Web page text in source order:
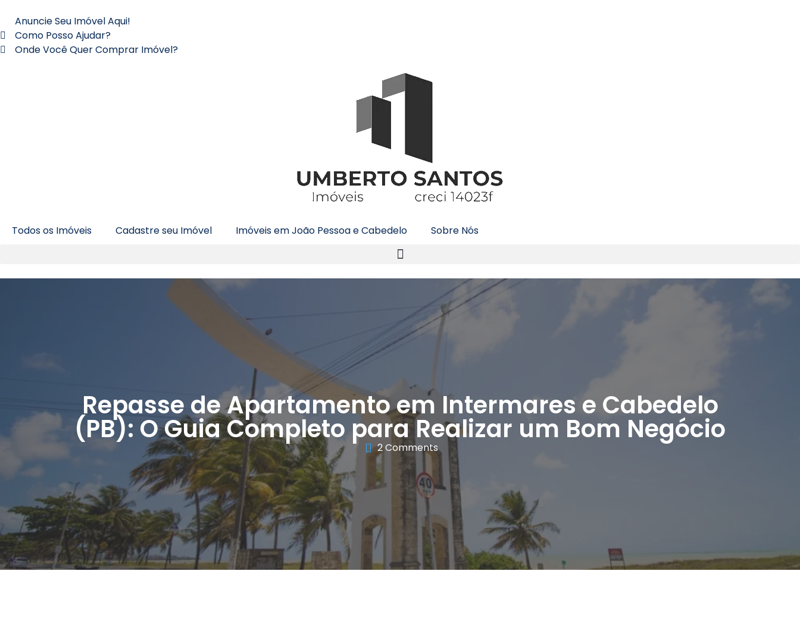
Anuncie Seu Imóvel Aqui!
Como Posso Ajudar?
Onde Você Quer Comprar Imóvel?
Todos os Imóveis Cadastre seu Imóvel Imóveis em João Pessoa e Cabedelo Sobre Nós
Repasse de Apartamento em Intermares e Cabedelo
(PB): O Guia Completo para Realizar um Bom Negócio
2 Comments